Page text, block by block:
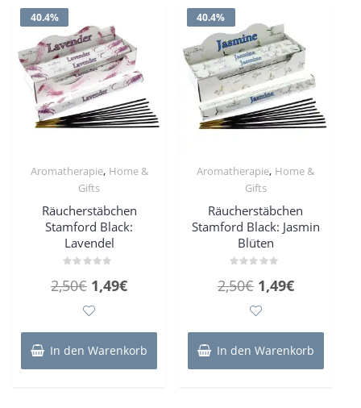
40.4%
Aromatherapie, Home &
Gifts
Räucherstäbchen
Stamford Black:
Lavendel
mit
2,50€ Ursprünglicher
Preis
war:
2,50€
1,49€Aktueller
ist:
1,49€.
In den Warenkorb
40.4%
Aromatherapie, Home &
Gifts
Räucherstäbchen
Stamford Black: Jasmin
Blüten
mit
2,50€ Ursprünglicher
Preis
war:
2,50€
1,49€Aktueller
ist:
1,49€.
In den Warenkorb